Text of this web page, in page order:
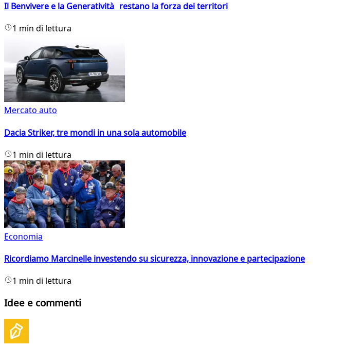
Il Benvivere e la Generatività restano la forza dei territori
1 min di lettura
Mercato auto
Dacia Striker, tre mondi in una sola automobile
1 min di lettura
Economia
Ricordiamo Marcinelle investendo su sicurezza, innovazione e partecipazione
1 min di lettura
Idee e commenti